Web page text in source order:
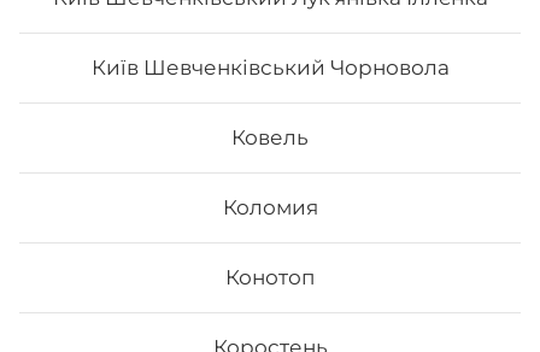
Київ Шевченківський Чорновола
Ковель
Коломия
Конотоп
Коростень